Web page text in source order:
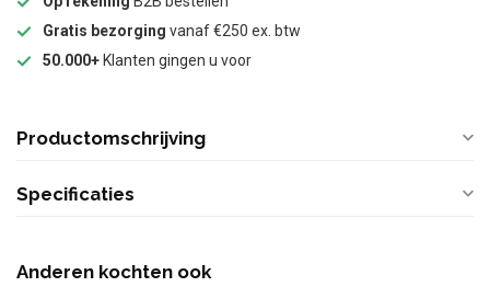
Gratis bezorging vanaf €250 ex. btw
50.000+ Klanten gingen u voor
Productomschrijving
Specificaties
Anderen kochten ook